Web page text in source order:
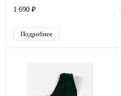
1 690 ₽
Подробнее